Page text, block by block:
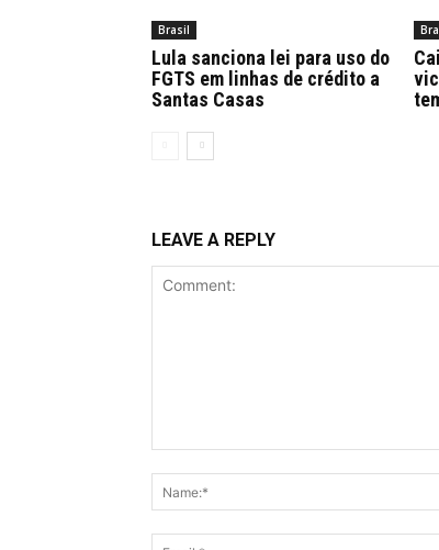
Brasil
Lula sanciona lei para uso do
FGTS em linhas de crédito a
Santas Casas
LEAVE A REPLY